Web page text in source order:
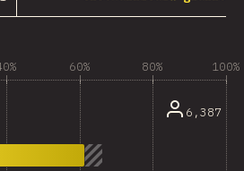
60% 80% 100%
6,387